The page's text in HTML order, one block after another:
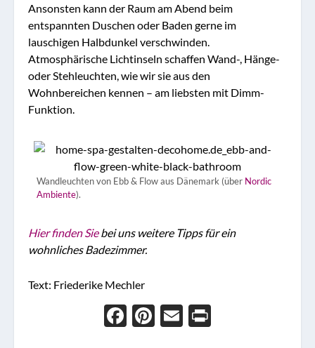
Ansonsten kann der Raum am Abend beim
entspannten Duschen oder Baden gerne im
lauschigen Halbdunkel verschwinden.
Atmosphärische Lichtinseln schaffen Wand-, Hänge-
oder Stehleuchten, wie wir sie aus den
Wohnbereichen kennen – am liebsten mit Dimm-
Funktion.
Wandleuchten von Ebb & Flow aus Dänemark (über Nordic
Ambiente).
Hier finden Siebei uns weitere Tipps für ein
wohnliches Badezimmer.
Text: Friederike Mechler
Face
Pint
Ema